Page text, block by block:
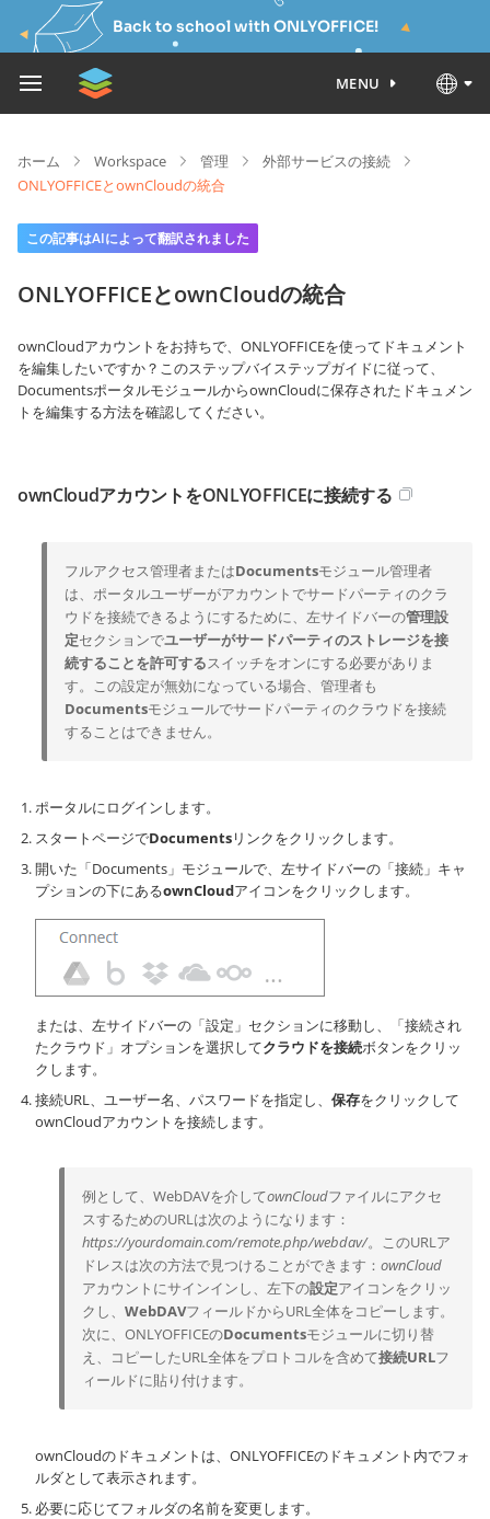
Back to school with ONLYOFFICE!
MENU
ホーム Workspace 管理
外部サービスの接続
ONLYOFFICEとownCloudの統合
この記事はAIによって翻訳されました
ONLYOFFICEとownCloudの統合
ownCloudアカウントをお持ちで、ONLYOFFICEを使ってドキュメント
を編集したいですか？このステップバイステップガイドに従って、
DocumentsポータルモジュールからownCloudに保存されたドキュメン
トを編集する方法を確認してください。
ownCloudアカウントをONLYOFFICEに接続する
フルアクセス管理者またはDocumentsモジュール管理者
は、ポータルユーザーがアカウントでサードパーティのクラ
ウドを接続できるようにするために、左サイドバーの管理設
定セクションでユーザーがサードパーティのストレージを接
続することを許可するスイッチをオンにする必要がありま
す。この設定が無効になっている場合、管理者も
Documentsモジュールでサードパーティのクラウドを接続
することはできません。
ポータルにログインします。
スタートページでDocumentsリンクをクリックします。
開いた「Documents」モジュールで、左サイドバーの「接続」キャ
プションの下にあるownCloudアイコンをクリックします。
または、左サイドバーの「設定」セクションに移動し、「接続され
たクラウド」オプションを選択してクラウドを接続ボタンをクリッ
クします。
接続URL、ユーザー名、パスワードを指定し、 保存をクリックして
ownCloudアカウントを接続します。
例として、WebDAVを介してownCloudファイルにアクセ
スするためのURLは次のようになります：
https://yourdomain.com/remote.php/webdav/。このURLア
ドレスは次の方法で見つけることができます： ownCloud
アカウントにサインインし、左下の設定アイコンをクリッ
クし、 WebDAVフィールドからURL全体をコピーします。
次に、ONLYOFFICEのDocumentsモジュールに切り替
え、コピーしたURL全体をプロトコルを含めて接続URLフ
ィールドに貼り付けます。
ownCloudのドキュメントは、ONLYOFFICEのドキュメント内でフォ
ルダとして表示されます。
必要に応じてフォルダの名前を変更します。